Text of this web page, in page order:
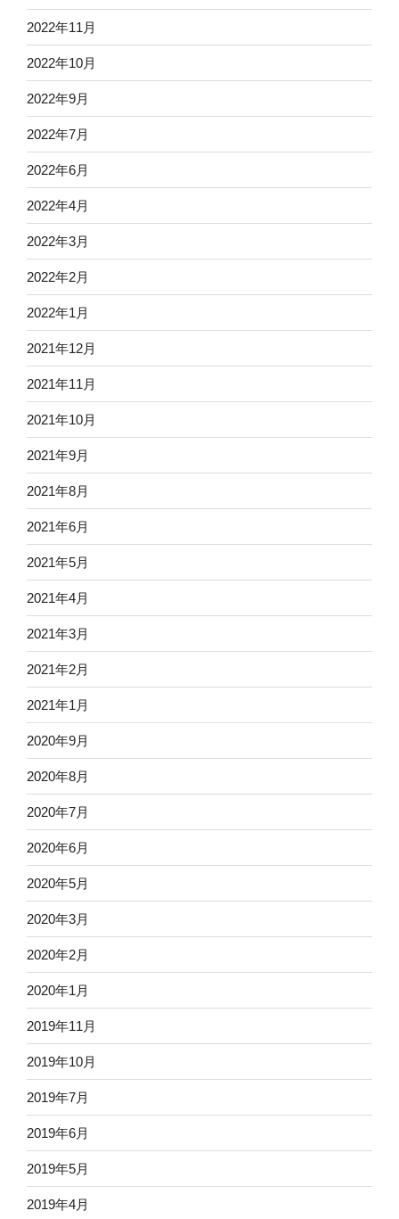
2022年11月
2022年10月
2022年9月
2022年7月
2022年6月
2022年4月
2022年3月
2022年2月
2022年1月
2021年12月
2021年11月
2021年10月
2021年9月
2021年8月
2021年6月
2021年5月
2021年4月
2021年3月
2021年2月
2021年1月
2020年9月
2020年8月
2020年7月
2020年6月
2020年5月
2020年3月
2020年2月
2020年1月
2019年11月
2019年10月
2019年7月
2019年6月
2019年5月
2019年4月